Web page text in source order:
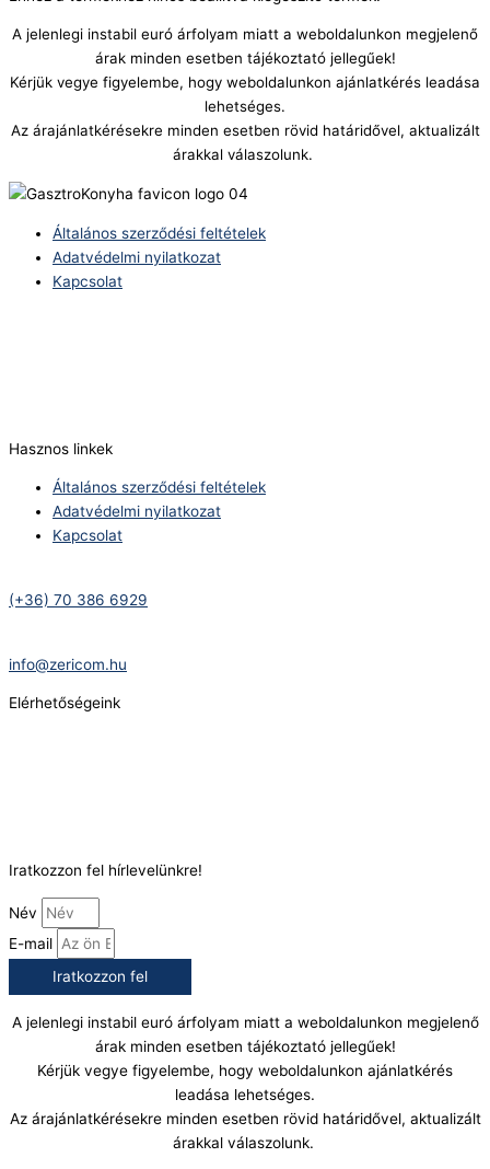
A jelenlegi instabil euró árfolyam miatt a weboldalunkon megjelenő
árak minden esetben tájékoztató jellegűek!
Kérjük vegye figyelembe, hogy weboldalunkon ajánlatkérés leadása
lehetséges.
Az árajánlatkérésekre minden esetben rövid határidővel, aktualizált
árakkal válaszolunk.
Általános szerződési feltételek
Adatvédelmi nyilatkozat
Kapcsolat
Hasznos linkek
Általános szerződési feltételek
Adatvédelmi nyilatkozat
Kapcsolat
(+36) 70 386 6929
info@zericom.hu
Elérhetőségeink
Iratkozzon fel hírlevelünkre!
Név
E-mail
Iratkozzon fel
A jelenlegi instabil euró árfolyam miatt a weboldalunkon megjelenő
árak minden esetben tájékoztató jellegűek!
Kérjük vegye figyelembe, hogy weboldalunkon ajánlatkérés
leadása lehetséges.
Az árajánlatkérésekre minden esetben rövid határidővel, aktualizált
árakkal válaszolunk.